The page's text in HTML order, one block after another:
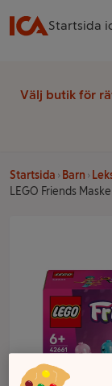
Startsida
Välj butik för
Startsida Barn
LEGO Friends